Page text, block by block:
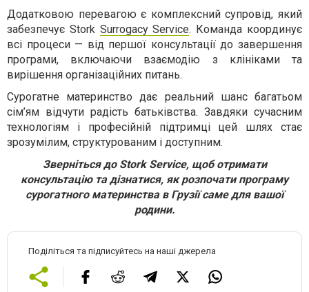
Додатковою перевагою є комплексний супровід, який
забезпечує Stork Surrogacy Service. Команда координує
всі процеси — від першої консультації до завершення
програми, включаючи взаємодію з клініками та
вирішення організаційних питань.
Сурогатне материнство дає реальний шанс багатьом
сім’ям відчути радість батьківства. Завдяки сучасним
технологіям і професійній підтримці цей шлях стає
зрозумілим, структурованим і доступним.
Зверніться до Stork Service, щоб отримати
консультацію та дізнатися, як розпочати програму
сурогатного материнства в Грузії саме для вашої
родини.
Поділіться та підписуйтесь на наші джерела